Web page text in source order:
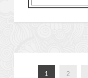
1 2